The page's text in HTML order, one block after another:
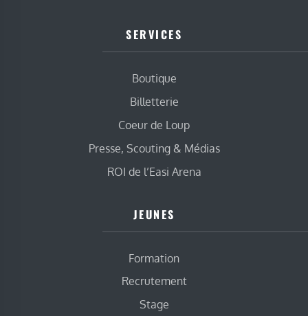
SERVICES
Boutique
Billetterie
Coeur de Loup
Presse, Scouting & Médias
ROI de l’Easi Arena
JEUNES
Formation
Recrutement
Stage